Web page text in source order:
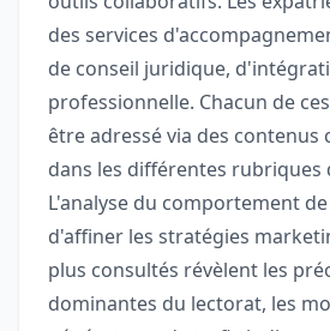
des services
de conseil juridique,
professionnelle. Chacun de
être adressé via des contenus
dans les différentes rubriques
L'analyse du comportement
d'affiner les stratégies
plus consultés révèlent les
dominantes du lectorat, les